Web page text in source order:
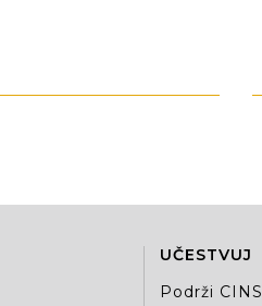
UČESTVUJ
Podrži CINS